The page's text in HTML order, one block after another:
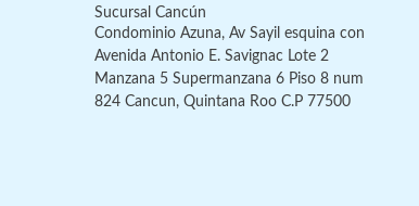
Sucursal Cancún
Condominio Azuna, Av Sayil esquina con
Avenida Antonio E. Savignac Lote 2
Manzana 5 Supermanzana 6 Piso 8 num
824 Cancun, Quintana Roo C.P 77500